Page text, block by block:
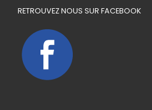
RETROUVEZ NOUS SUR FACEBOOK